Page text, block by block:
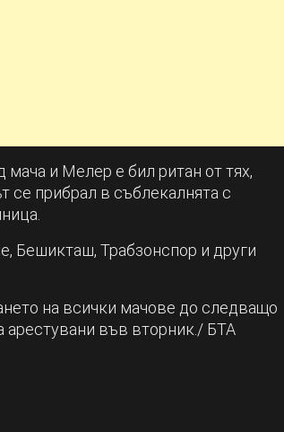
и Мелер е бил ритан от тях,
се прибрал в съблекалнята с
Бешикташ, Трабзонспор и други
на всички мачове до следващо
арестувани във вторник./ БТА